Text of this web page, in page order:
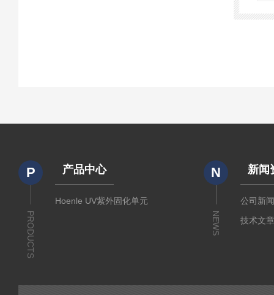
P
PRODUCTS
产品中心
Hoenle UV紫外固化单元
N
NEWS
新闻
公司新
技术文